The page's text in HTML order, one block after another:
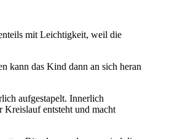
mit Leichtigkeit, weil die
kann das Kind dann an sich heran
aufgestapelt. Innerlich
Kreislauf entsteht und macht